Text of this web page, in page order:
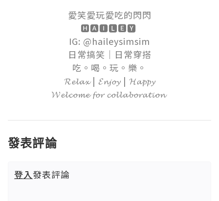
愛笑愛玩愛吃的閃閃
🅷🅰🅸🅻🅴🆈
IG: @haileysimsim
日常搞笑｜日常穿搭
吃。喝。玩。樂。
𝓡𝓮𝓵𝓪𝔁 | 𝓔𝓷𝓳𝓸𝔂 | 𝓗𝓪𝓹𝓹𝔂
𝓦𝓮𝓵𝓬𝓸𝓶𝓮 𝓯𝓸𝓻 𝓬𝓸𝓵𝓵𝓪𝓫𝓸𝓻𝓪𝓽𝓲𝓸𝓷
發表評論
登入發表評論